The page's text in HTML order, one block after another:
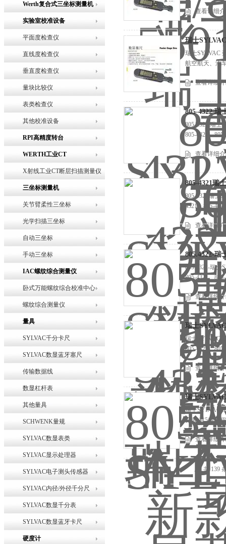
Werth复合式三坐标测量机
实验室校准设备
平面度检查仪
直线度检查仪
垂直度检查仪
量块比较仪
表类检查仪
其他校准设备
RPI高精度转台
WERTH工业CT
X射线工业CT断层扫描测量仪
三坐标测量机
关节臂柔性三坐标
光学扫描三坐标
自动三坐标
手动三坐标
IAC螺纹综合测量仪
卧式万能螺纹综合校准中心
螺纹综合测量仪
量具
SYLVAC千分卡尺
SYLVAC数显蓝牙塞尺
传输数据线
数显杠杆表
其他量具
SCHWENK量规
SYLVAC数显表类
SYLVAC显示处理器
SYLVAC电子测头传感器
SYLVAC内径/外径千分尺
SYLVAC数显千分表
SYLVAC数显蓝牙卡尺
硬度计
查看详细
瑞士
瑞士SYLVAC
航空航天、汽
查看详细
805-4322 瑞
805-4322 瑞士
805-4321、
查看详细
805-4321瑞
805-4321瑞士
4321、805-
查看详细
805.4322-瑞
805.4322-瑞士
805-4321、
查看详细
瑞士
瑞士SYLVAC
805-4322、
查看详细
瑞士
瑞士SYLVAC
分表,有5种量
查看详细
共 139